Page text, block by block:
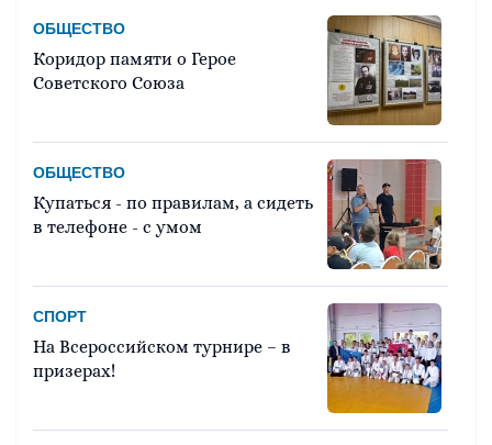
ОБЩЕСТВО
Коридор памяти о Герое
Советского Союза
ОБЩЕСТВО
Купаться - по правилам, а сидеть
в телефоне - с умом
СПОРТ
На Всероссийском турнире – в
призерах!